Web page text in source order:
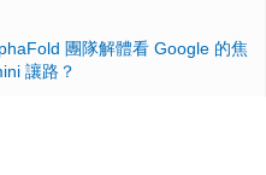
團隊解體看 Google 的焦
讓路？